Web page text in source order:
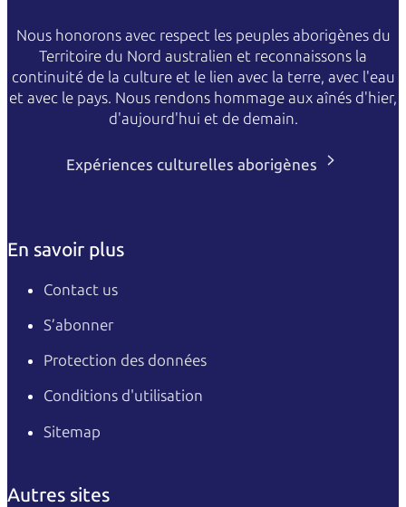
Nous honorons avec respect les peuples aborigènes du
Territoire du Nord australien et reconnaissons la
continuité de la culture et le lien avec la terre, avec l'eau
et avec le pays. Nous rendons hommage aux aînés d'hier,
d'aujourd'hui et de demain.
Expériences culturelles aborigènes
En savoir plus
Contact us
S’abonner
Protection des données
Conditions d'utilisation
Sitemap
Autres sites